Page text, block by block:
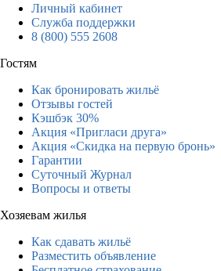
Личный кабинет
Служба поддержки
8 (800) 555 2608
Гостям
Как бронировать жильё
Отзывы гостей
Кэшбэк 30%
Акция «Пригласи друга»
Акция «Скидка на первую бронь»
Гарантии
Суточный Журнал
Вопросы и ответы
Хозяевам жилья
Как сдавать жильё
Разместить объявление